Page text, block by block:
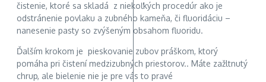
čistenie, ktoré sa skladá z niekoľkých procedúr ako je
odstránenie povlaku a zubného kameňa, či fluoridáciu –
nanesenie pasty so zvýšeným obsahom fluoridu.
Ďalším krokom je pieskovanie zubov práškom, ktorý
pomáha pri čistení medzizubných priestorov.. Máte zažltnutý
chrup, ale bielenie nie je pre vás to pravé